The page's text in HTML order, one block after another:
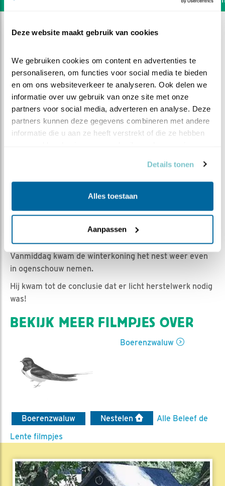
Deze website maakt gebruik van cookies
We gebruiken cookies om content en advertenties te
personaliseren, om functies voor social media te bieden
en om ons websiteverkeer te analyseren. Ook delen we
informatie over uw gebruik van onze site met onze
partners voor social media, adverteren en analyse. Deze
partners kunnen deze gegevens combineren met andere
informatie die u aan ze heeft verstrekt of die ze hebben
Details tonen
Alles toestaan
Aanpassen
Licht herstelwerk
Romke Visser | Geplaatst op 28 juni 2023, 20:05 |
Vanmiddag kwam de winterkoning het nest weer even
in ogenschouw nemen.
Hij kwam tot de conclusie dat er licht herstelwerk nodig
was!
BEKIJK MEER FILMPJES OVER
Boerenzwaluw
Boerenzwaluw Nestelen
Alle Beleef de
Lente filmpjes